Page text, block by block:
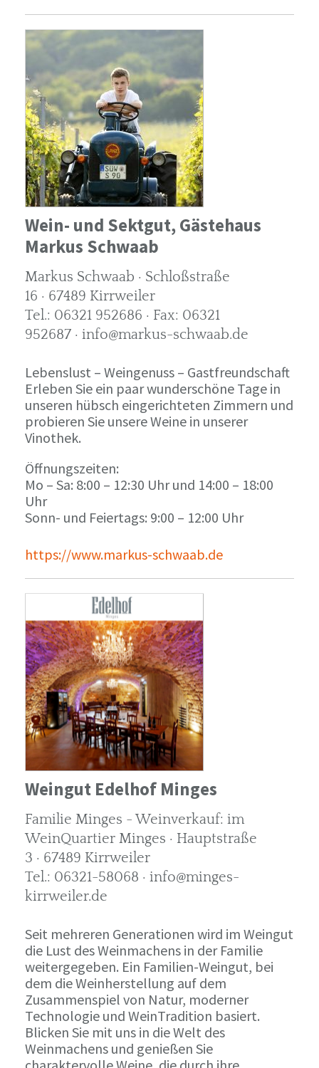
Wein- und Sektgut, Gästehaus
Markus Schwaab
Markus Schwaab · Schloßstraße
16 · 67489 Kirrweiler
Tel.: 06321 952686 · Fax: 06321
952687 · info@markus-schwaab.de
Lebenslust – Weingenuss – Gastfreundschaft
Erleben Sie ein paar wunderschöne Tage in
unseren hübsch eingerichteten Zimmern und
probieren Sie unsere Weine in unserer
Vinothek.
Öffnungszeiten:
Mo – Sa: 8:00 – 12:30 Uhr und 14:00 – 18:00
Uhr
Sonn- und Feiertags: 9:00 – 12:00 Uhr
https://www.markus-schwaab.de
Weingut Edelhof Minges
Familie Minges - Weinverkauf: im
WeinQuartier Minges · Hauptstraße
3 · 67489 Kirrweiler
Tel.: 06321-58068 · info@minges-
kirrweiler.de
Seit mehreren Generationen wird im Weingut
die Lust des Weinmachens in der Familie
weitergegeben. Ein Familien-Weingut, bei
dem die Weinherstellung auf dem
Zusammenspiel von Natur, moderner
Technologie und WeinTradition basiert.
Blicken Sie mit uns in die Welt des
Weinmachens und genießen Sie